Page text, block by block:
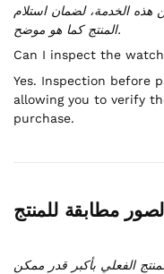
الخدمة، لضمان استلام
المنتج كما هو موضح.
Can I inspect the
Yes. Inspection before
allowing you to verify
purchase.
مطابقة للمنتج
الفعلي بأكبر قدر ممكن